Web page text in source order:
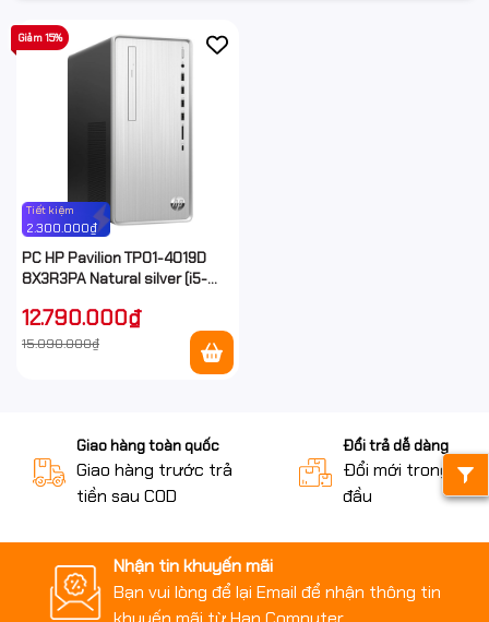
Tiết kiệm
2.300.000₫
Giảm 15%
PC HP Pavilion TP01-4019D
8X3R3PA Natural silver (i5-
+ BT/ Key/ Mouse/ Win11/ 1Y)
12.790.000₫
15.090.000₫
Giao hàng toàn quốc
Giao hàng trước trả
tiền sau COD
Đổi trả dễ dàng
Đổi mới trong 15
đầu
Nhận tin khuyến mãi
Bạn vui lòng để lại Email để nhận thông tin